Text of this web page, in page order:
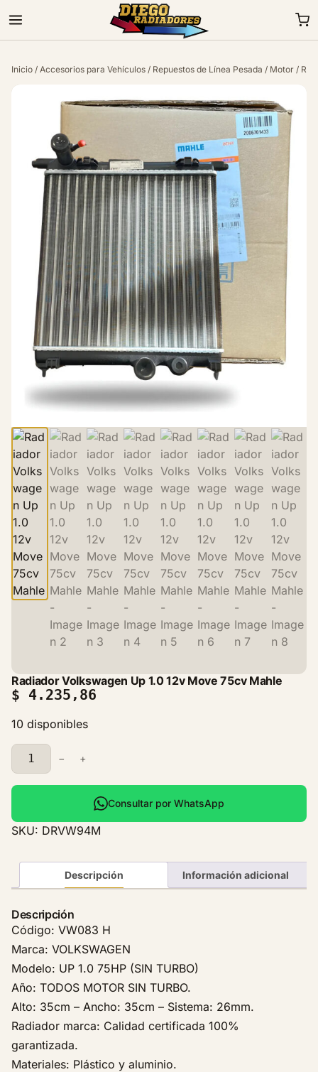
Inicio / Accesorios para Vehículos / Repuestos de Línea Pesada / Motor /
Radiador Volkswagen Up 1.0 12v Move 75cv Mahle
$ 4.235,86
10 disponibles
R
a
d
a
d
V
l
k
s
w
a
g
e
n
U
− +
Consultar por WhatsApp
SKU: DRVW94M
Descripción Información adicional
Descripción
Código: VW083 H
Marca: VOLKSWAGEN
Modelo: UP 1.0 75HP (SIN TURBO)
Año: TODOS MOTOR SIN TURBO.
Alto: 35cm – Ancho: 35cm – Sistema: 26mm.
Radiador marca: Calidad certificada 100%
garantizada.
Materiales: Plástico y aluminio.